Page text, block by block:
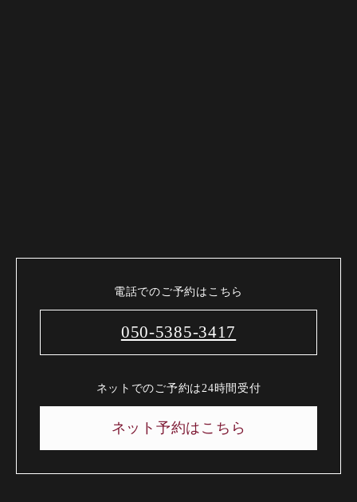
電話でのご予約はこちら
050-5385-3417
ネットでのご予約は24時間受付
ネット予約はこちら